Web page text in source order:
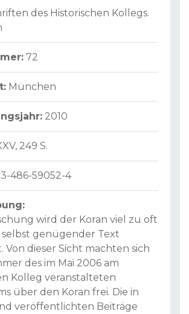
des Historischen Kollegs.
72
München
2010
249 S.
486-59052-4
wird der Koran viel zu oft
selbst genügender Text
Von dieser Sicht machten sich
des im Mai 2006 am
Kolleg veranstalteten
über den Koran frei. Die in
veröffentlichten Beiträge